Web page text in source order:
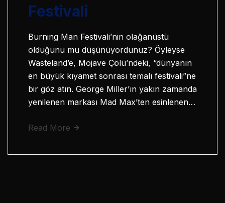
Festivali
Burning Man Festivali’nin olağanüstü
olduğunu mu düşünüyordunuz? Öyleyse
Wasteland’e, Mojave Çölü’ndeki, “dünyanın
en büyük kıyamet sonrası temalı festivali”ne
bir göz atın. George Miller’ın yakın zamanda
yenilenen markası Mad Max’ten esinlenen…
Read More